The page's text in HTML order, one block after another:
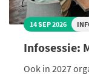
14 SEP 2026
Infosessie:
Ook in 2027